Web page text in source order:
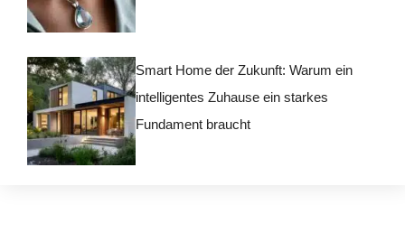
Smart Home der Zukunft: Warum ein
intelligentes Zuhause ein starkes
Fundament braucht